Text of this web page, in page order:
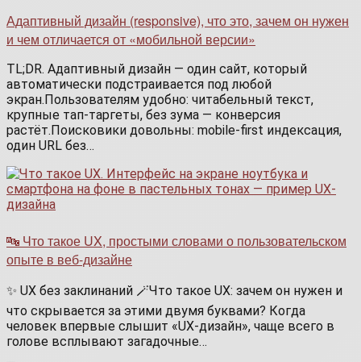
Адаптивный дизайн (responsive), что это, зачем он нужен
и чем отличается от «мобильной версии»
TL;DR. Адаптивный дизайн — один сайт, который
автоматически подстраивается под любой
экран.Пользователям удобно: читабельный текст,
крупные тап-таргеты, без зума — конверсия
растёт.Поисковики довольны: mobile-first индексация,
один URL без…
🔤 Что такое UX, простыми словами о пользовательском
опыте в веб-дизайне
✨ UX без заклинаний 🪄Что такое UX: зачем он нужен и
что скрывается за этими двумя буквами? Когда
человек впервые слышит «UX-дизайн», чаще всего в
голове всплывают загадочные…